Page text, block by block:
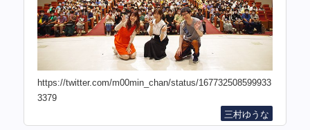
https://twitter.com/m00min_chan/status/167732508599933
3379
三村ゆうな